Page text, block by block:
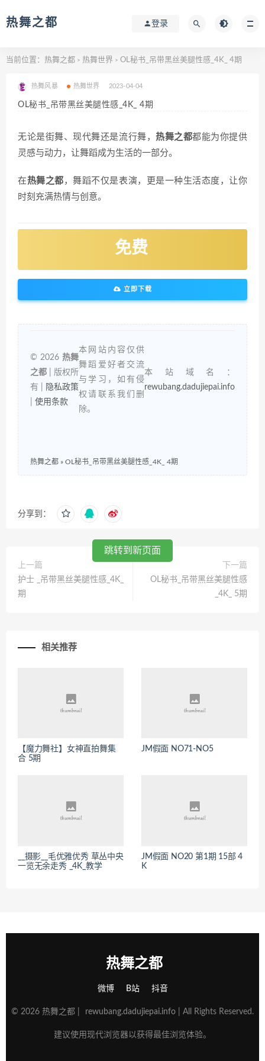
热舞之都 登录
当前位置： 热舞之都 > 热舞世界 > OL秘书_吊带黑丝美腿性感_4K_ 4期
热舞风暴 热舞世界 2023-04-04
OL秘书_吊带黑丝美腿性感_4K_ 4期
无论是街舞、现代舞还是流行舞，热舞之都都能为你提供
灵感与动力，让舞蹈成为生活的一部分。
在热舞之都 ，舞蹈不仅是表演，更是一种生活态度，让你
时刻充满热情与创意。
免费
立即下载
© 2026 热舞
之都 | 版权所
有 |
隐私政策
使用条款
本网站内容仅供
舞蹈爱好者交流
与学习，如有侵
权请联系我们删
除。
本站域名：
rewubang.dadujiepai.info
热舞之都 » OL秘书_吊带黑丝美腿性感_4K_ 4期
分享到：
上一篇
护士 _吊带黑丝美腿性感_4K_
期
下一篇
OL秘书_吊带黑丝美腿性感
_4K_ 5期
相关推荐
【魔力舞社】女神直拍舞集
合 5期
JM假面 NO71-NO5
__摄影__毛优雅优秀 草丛中央
一览无余走秀 _4K_教学
JM假面 NO20 第1期 15部 4
K
热舞之都
微博 B站 抖音
© 2026 热舞之都 | rewubang.dadujiepai.info | All Rights Reserved.
建议使用现代浏览器以获得最佳浏览体验。
跳转到新页面